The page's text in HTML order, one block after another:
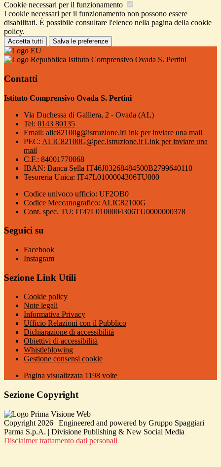
Cookie necessari per il funzionamento
I cookie necessari per il funzionamento non possono essere
disabilitati. È possibile consultare l'elenco nella pagina della cookie
policy.
Accetta tutti Salva le preferenze
Istituto Comprensivo Ovada S. Pertini
Contatti
Istituto Comprensivo Ovada S. Pertini
Via Duchessa di Galliera, 2 - Ovada (AL)
Tel: 0143 80135
Email: alic82100g@istruzione.itLink per inviare una mail
PEC: ALIC82100G@pec.istruzione.it Link per inviare una
mail
C.F.: 84001770068
IBAN: Banca Sella IT46J03268484500B2799640110
Tesoreria Unica: IT47L0100004306TU000
Codice univoco ufficio: UF2OB0
Codice Meccanografico: ALIC82100G
Cont. spec. TU: IT47L0100004306TU0000000378
Seguici su
Facebook
Instagram
Sezione Link Utili
Cookie policy
Note legali
Informativa Privacy
Ufficio Relazioni con il Pubblico
Dichiarazione di accessibilità
Obiettivi di accessibilità
Whistleblowing
Gestione consensi cookie
Pagina visualizzata 1198 volte
Sezione Copyright
Copyright 2026 | Engineered and powered by Gruppo Spaggiari
Parma S.p.A. | Divisione Publishing & New Social Media
Disclaimer trattamento dati personali